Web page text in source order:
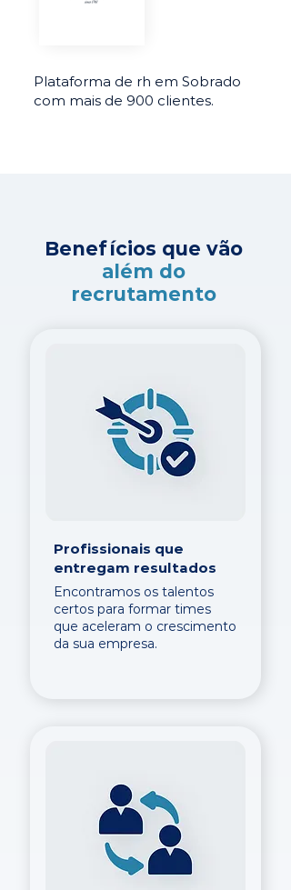
Plataforma de rh em Sobrado
com mais de 900 clientes.
Benefícios que vão
além do
recrutamento
Profissionais que
entregam resultados
Encontramos os talentos
certos para formar times
que aceleram o crescimento
da sua empresa.